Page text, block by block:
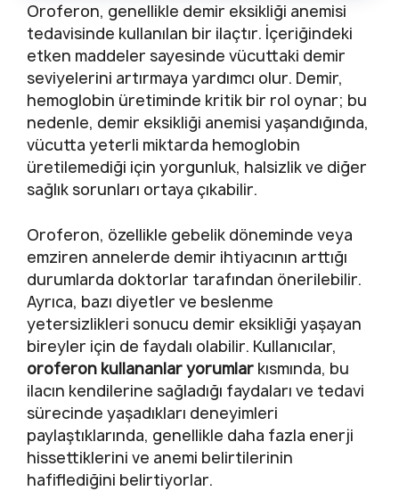
Oroferon, genellikle demir eksikliği anemisi
tedavisinde kullanılan bir ilaçtır. İçeriğindeki
etken maddeler sayesinde vücuttaki demir
seviyelerini artırmaya yardımcı olur. Demir,
hemoglobin üretiminde kritik bir rol oynar; bu
nedenle, demir eksikliği anemisi yaşandığında,
vücutta yeterli miktarda hemoglobin
üretilemediği için yorgunluk, halsizlik ve diğer
sağlık sorunları ortaya çıkabilir.
Oroferon, özellikle gebelik döneminde veya
emziren annelerde demir ihtiyacının arttığı
durumlarda doktorlar tarafından önerilebilir.
Ayrıca, bazı diyetler ve beslenme
yetersizlikleri sonucu demir eksikliği yaşayan
bireyler için de faydalı olabilir. Kullanıcılar,
oroferon kullananlar yorumlar kısmında, bu
ilacın kendilerine sağladığı faydaları ve tedavi
sürecinde yaşadıkları deneyimleri
paylaştıklarında, genellikle daha fazla enerji
hissettiklerini ve anemi belirtilerinin
hafiflediğini belirtiyorlar.